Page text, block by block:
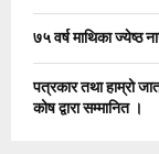
७५ वर्ष माथिका ज्येष्ठ
पत्रकार तथा हाम्रो
कोष द्वारा सम्मानित ।